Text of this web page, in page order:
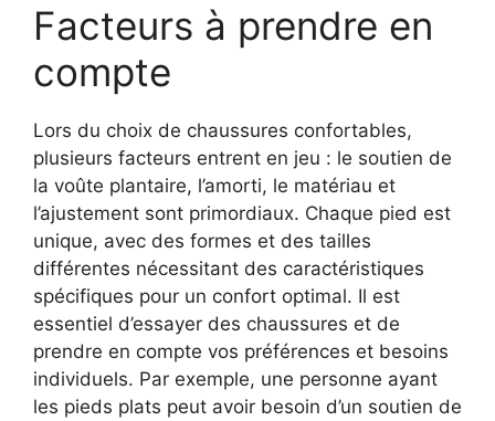
Facteurs à prendre en
compte
Lors du choix de chaussures confortables,
plusieurs facteurs entrent en jeu : le soutien de
la voûte plantaire, l’amorti, le matériau et
l’ajustement sont primordiaux. Chaque pied est
unique, avec des formes et des tailles
différentes nécessitant des caractéristiques
spécifiques pour un confort optimal. Il est
essentiel d’essayer des chaussures et de
prendre en compte vos préférences et besoins
individuels. Par exemple, une personne ayant
les pieds plats peut avoir besoin d’un soutien de